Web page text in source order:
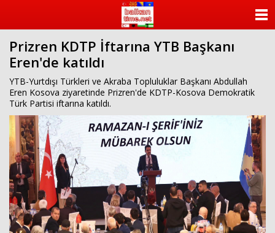
Prizren KDTP İftarına YTB Başkanı
Eren'de katıldı
YTB-Yurtdışı Türkleri ve Akraba Topluluklar Başkanı Abdullah
Eren Kosova ziyaretinde Prizren'de KDTP-Kosova Demokratik
Türk Partisi iftarına katıldı.
KATEGORİLER
KÜNYE
İLETİŞİM